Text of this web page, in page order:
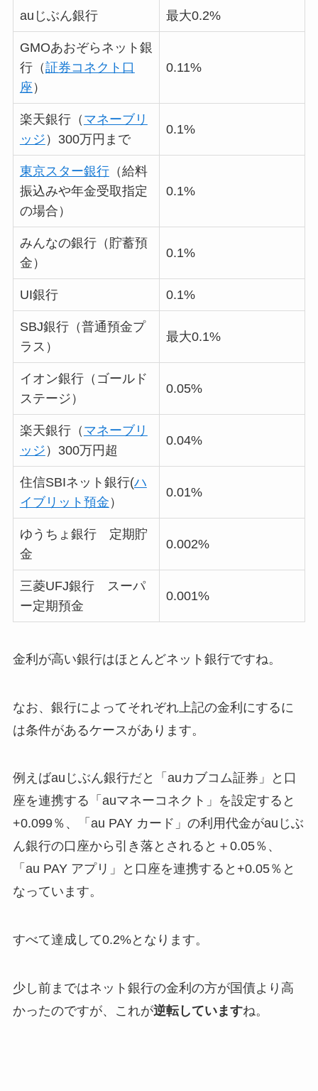
auじぶん銀行 最大0.2%
GMOあおぞらネット銀
行（証券コネクト口
座 ）
0.11%
楽天銀行（ マネーブリ
ッジ ）300万円まで
0.1%
東京スター銀行（給料
振込みや年金受取指定
の場合）
0.1%
みんなの銀行（貯蓄預
金）
0.1%
UI銀行 0.1%
SBJ銀行（普通預金プ
ラス）
最大0.1%
イオン銀行（ゴールド
ステージ）
0.05%
楽天銀行（ マネーブリ
ッジ ）300万円超
0.04%
住信SBIネット銀行(ハ
イブリット預金 ）
0.01%
ゆうちょ銀行 定期貯
金
0.002%
三菱UFJ銀行 スーパ
ー定期預金
0.001%
金利が高い銀行はほとんどネット銀行ですね。
なお、銀行によってそれぞれ上記の金利にするに
は条件があるケースがあります。
例えばauじぶん銀行だと「auカブコム証券」と口
座を連携する「auマネーコネクト」を設定すると
+0.099％、「au PAY カード」の利用代金がauじぶ
ん銀行の口座から引き落とされると＋0.05％、
「au PAY アプリ」と口座を連携すると+0.05％と
なっています。
すべて達成して0.2%となります。
少し前まではネット銀行の金利の方が国債より高
かったのですが、これが逆転していますね。